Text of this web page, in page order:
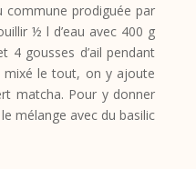
commune prodiguée par
½ l d’eau avec 400 g
4 gousses d’ail pendant
mixé le tout, on y ajoute
matcha. Pour y donner
mélange avec du basilic